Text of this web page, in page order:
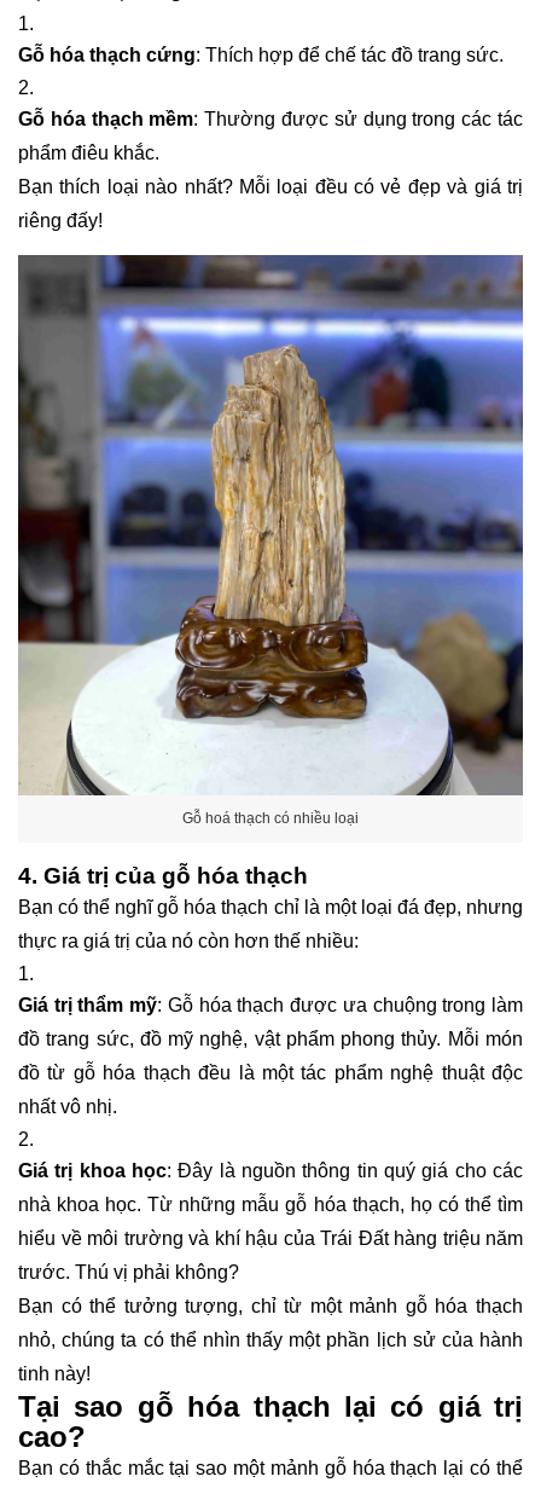
Gỗ hóa thạch cứng: Thích hợp để chế tác đồ trang sức.
Gỗ hóa thạch mềm: Thường được sử dụng trong các tác
phẩm điêu khắc.
Bạn thích loại nào nhất? Mỗi loại đều có vẻ đẹp và giá trị
riêng đấy!
Gỗ hoá thạch có nhiều loại
4. Giá trị của gỗ hóa thạch
Bạn có thể nghĩ gỗ hóa thạch chỉ là một loại đá đẹp, nhưng
thực ra giá trị của nó còn hơn thế nhiều:
Giá trị thẩm mỹ: Gỗ hóa thạch được ưa chuộng trong làm
đồ trang sức, đồ mỹ nghệ, vật phẩm phong thủy. Mỗi món
đồ từ gỗ hóa thạch đều là một tác phẩm nghệ thuật độc
nhất vô nhị.
Giá trị khoa học: Đây là nguồn thông tin quý giá cho các
nhà khoa học. Từ những mẫu gỗ hóa thạch, họ có thể tìm
hiểu về môi trường và khí hậu của Trái Đất hàng triệu năm
trước. Thú vị phải không?
Bạn có thể tưởng tượng, chỉ từ một mảnh gỗ hóa thạch
nhỏ, chúng ta có thể nhìn thấy một phần lịch sử của hành
tinh này!
Tại sao gỗ hóa thạch lại có giá trị
cao?
Bạn có thắc mắc tại sao một mảnh gỗ hóa thạch lại có thể